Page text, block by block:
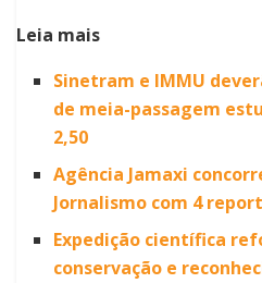
Leia mais
Sinetram e IMMU
de meia-passagem
2,50
Agência Jamaxi
Jornalismo com 4
Expedição científica
conservação e